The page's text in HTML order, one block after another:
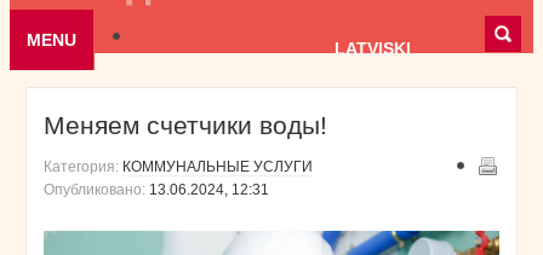
MENU LATVISKI
Skip to content
Меняем счетчики воды!
Категория: КОММУНАЛЬНЫЕ УСЛУГИ
Опубликовано: 13.06.2024, 12:31